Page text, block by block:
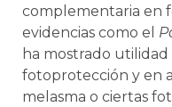
complementaria en
evidencias como el
ha mostrado
fotoprotección y en
melasma o ciertas